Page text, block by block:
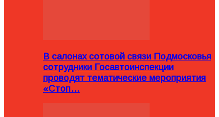
В салонах сотовой связи Подмосковья
сотрудники Госавтоинспекции
проводят тематические мероприятия
«Стоп…